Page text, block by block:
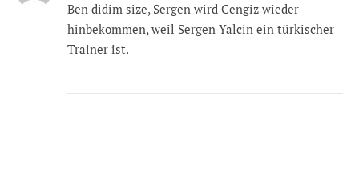
Ben didim size, Sergen wird Cengiz wieder
hinbekommen, weil Sergen Yalcin ein türkischer
Trainer ist.